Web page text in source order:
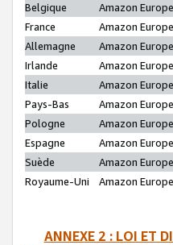
Belgique
Amazon
France
Amazon
Allemagne
Amazon
Irlande
Amazon
Italie
Amazon
Pays-Bas
Amazon
Pologne
Amazon
Espagne
Amazon
Suède
Amazon
Royaume-Uni
Amazon
ANNEXE 2 : LOI ET